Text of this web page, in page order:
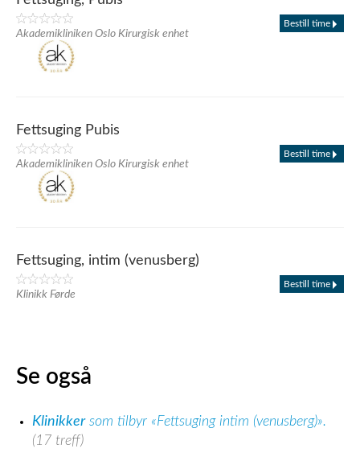
Akademikliniken Oslo Kirurgisk enhet
Bestill time
Fettsuging Pubis
Akademikliniken Oslo Kirurgisk enhet
Bestill time
Fettsuging, intim (venusberg)
Klinikk Førde
Bestill time
Se også
Klinikkersom tilbyr «Fettsuging intim (venusberg)».
(17 treff)